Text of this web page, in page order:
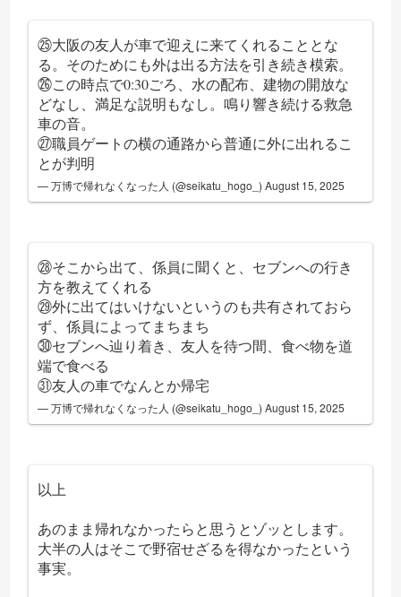
㉕大阪の友人が車で迎えに来てくれることとな
る。そのためにも外は出る方法を引き続き模索。
㉖この時点で0:30ごろ、水の配布、建物の開放な
どなし、満足な説明もなし。鳴り響き続ける救急
車の音。
㉗職員ゲートの横の通路から普通に外に出れるこ
とが判明
— 万博で帰れなくなった人 (@seikatu_hogo_)August 15, 2025
㉘そこから出て、係員に聞くと、セブンへの行き
方を教えてくれる
㉙外に出てはいけないというのも共有されておら
ず、係員によってまちまち
㉚セブンへ辿り着き、友人を待つ間、食べ物を道
端で食べる
㉛友人の車でなんとか帰宅
— 万博で帰れなくなった人 (@seikatu_hogo_)August 15, 2025
以上
あのまま帰れなかったらと思うとゾッとします。
大半の人はそこで野宿せざるを得なかったという
事実。